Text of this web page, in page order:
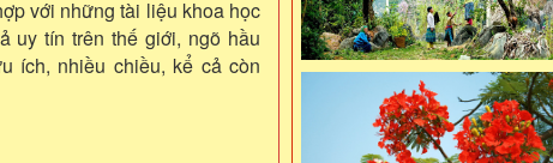
với những tài liệu khoa học
uy tín trên thế giới, ngõ hầu
ích, nhiều chiều, kể cả còn